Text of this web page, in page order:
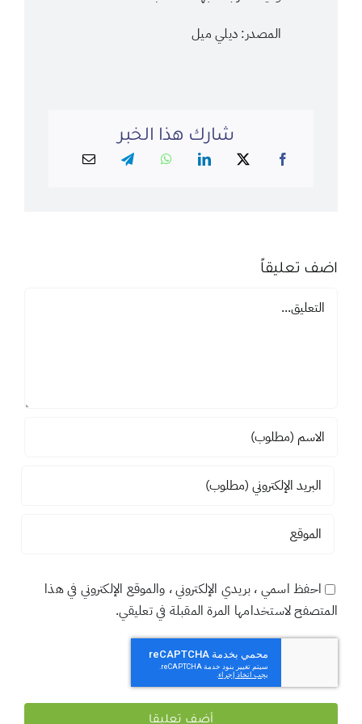
المصدر: ديلي ميل
شارك هذا الخبر
اضف تعليقاً
تعليق
احفظ اسمي ، بريدي الإلكتروني ، والموقع الإلكتروني في هذا
المتصفح لاستخدامها المرة المقبلة في تعليقي.